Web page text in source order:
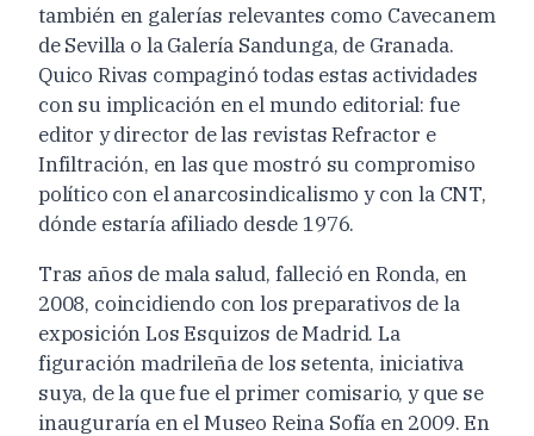
también en galerías relevantes como Cavecanem
de Sevilla o la Galería Sandunga, de Granada.
Quico Rivas compaginó todas estas actividades
con su implicación en el mundo editorial: fue
editor y director de las revistas Refractor e
Infiltración, en las que mostró su compromiso
político con el anarcosindicalismo y con la CNT,
dónde estaría afiliado desde 1976.
Tras años de mala salud, falleció en Ronda, en
2008, coincidiendo con los preparativos de la
exposición Los Esquizos de Madrid. La
figuración madrileña de los setenta, iniciativa
suya, de la que fue el primer comisario, y que se
inauguraría en el Museo Reina Sofía en 2009. En